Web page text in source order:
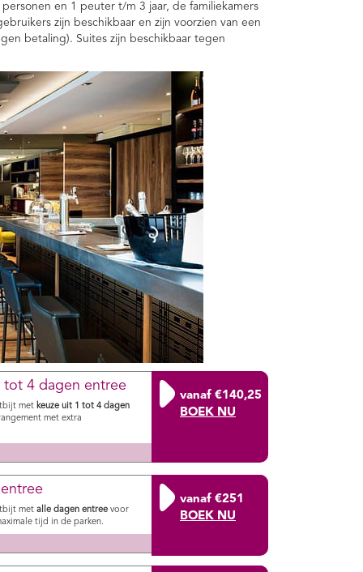
en 1 peuter t/m 3 jaar, de familiekamers
zijn beschikbaar en zijn voorzien van een
betaling). Suites zijn beschikbaar tegen
tot 4 dagen entree
met keuze uit 1 tot 4 dagen
met extra
vanaf €140,25
met alle dagen entree voor
tijd in de parken.
vanaf €251